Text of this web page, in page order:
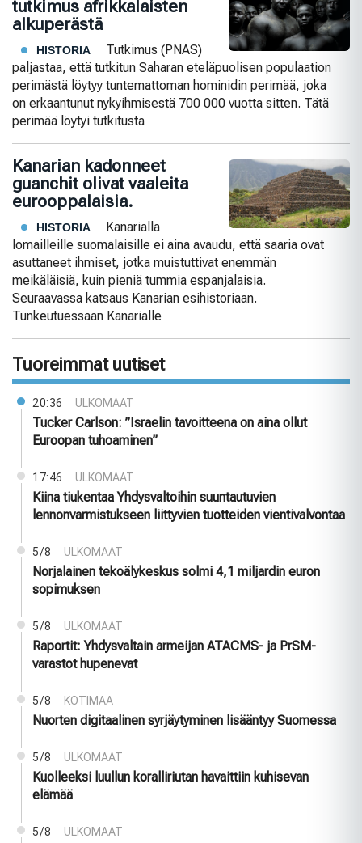
tutkimus afrikkalaisten
alkuperästä
HISTORIA
Tutkimus (PNAS)
paljastaa, että tutkitun Saharan eteläpuolisen populaation
perimästä löytyy tuntemattoman hominidin perimää, joka
on erkaantunut nykyihmisestä 700 000 vuotta sitten. Tätä
perimää löytyi tutkitusta
Kanarian kadonneet
guanchit olivat vaaleita
eurooppalaisia.
HISTORIA
Kanarialla
lomailleille suomalaisille ei aina avaudu, että saaria ovat
asuttaneet ihmiset, jotka muistuttivat enemmän
meikäläisiä, kuin pieniä tummia espanjalaisia.
Seuraavassa katsaus Kanarian esihistoriaan.
Tunkeutuessaan Kanarialle
Tuoreimmat uutiset
20:36 ULKOMAAT
Tucker Carlson: ”Israelin tavoitteena on aina ollut
Euroopan tuhoaminen”
17:46 ULKOMAAT
Kiina tiukentaa Yhdysvaltoihin suuntautuvien
lennonvarmistukseen liittyvien tuotteiden vientivalvontaa
5/8 ULKOMAAT
Norjalainen tekoälykeskus solmi 4,1 miljardin euron
sopimuksen
5/8 ULKOMAAT
Raportit: Yhdysvaltain armeijan ATACMS- ja PrSM-
varastot hupenevat
5/8 KOTIMAA
Nuorten digitaalinen syrjäytyminen lisääntyy Suomessa
5/8 ULKOMAAT
Kuolleeksi luullun koralliriutan havaittiin kuhisevan
elämää
5/8 ULKOMAAT